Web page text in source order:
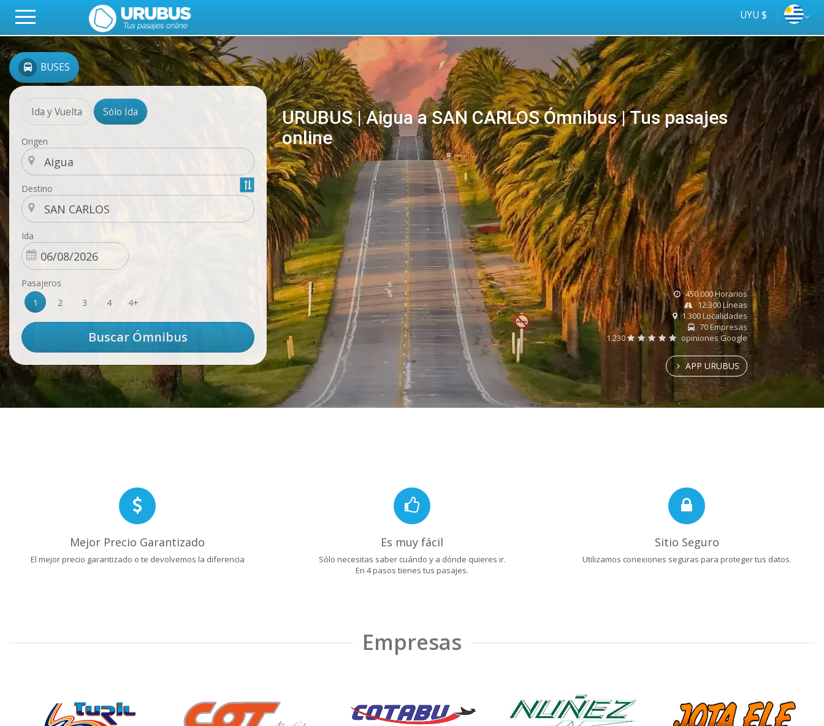
UYU $
BUSES
Ida y Vuelta Sólo Ida
Origen
Destino
Ida
Pasajeros
1
2 3 4 4+
URUBUS | Aigua a SAN CARLOS Ómnibus | Tus pasajes
online
online
Tus
ómnibus
450.000 Horarios
12.300 Líneas
1.300 Localidades
70 Empresas
1.230
opiniones Google
APP URUBUS
Mejor Precio Garantizado
El mejor precio garantizado o te devolvemos la diferencia
Es muy fácil
Sólo necesitas saber cuándo y a dónde quieres ir.
En 4 pasos tienes tus pasajes.
Sitio Seguro
Utilizamos conexiones seguras para proteger tus datos.
Empresas